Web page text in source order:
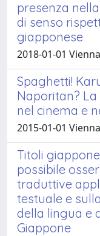
presenza
di senso
giapponese
2018-01-01
Spaghetti!
Naporitan?
nel cinema e
2015-01-01
Titoli
possibile
traduttive
testuale e
della lingua e
Giappone